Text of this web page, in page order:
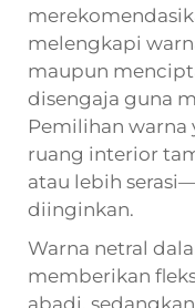
melengkapi
maupun
disengaja guna
Pemilihan
ruang interior
atau lebih
diinginkan.
Warna netral
memberikan
abadi,